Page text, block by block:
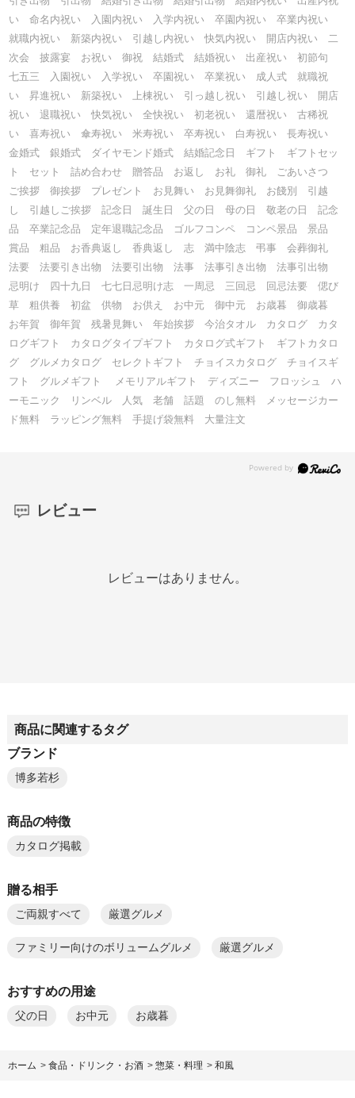
い 命名内祝い 入園内祝い 入学内祝い 卒園内祝い 卒業内祝い
就職内祝い 新築内祝い 引越し内祝い 快気内祝い 開店内祝い 二
次会 披露宴 お祝い 御祝 結婚式 結婚祝い 出産祝い 初節句
七五三 入園祝い 入学祝い 卒園祝い 卒業祝い 成人式 就職祝
い 昇進祝い 新築祝い 上棟祝い 引っ越し祝い 引越し祝い 開店
祝い 退職祝い 快気祝い 全快祝い 初老祝い 還暦祝い 古稀祝
い 喜寿祝い 傘寿祝い 米寿祝い 卒寿祝い 白寿祝い 長寿祝い
金婚式 銀婚式 ダイヤモンド婚式 結婚記念日 ギフト ギフトセッ
ト セット 詰め合わせ 贈答品 お返し お礼 御礼 ごあいさつ
ご挨拶 御挨拶 プレゼント お見舞い お見舞御礼 お餞別 引越
し 引越しご挨拶 記念日 誕生日 父の日 母の日 敬老の日 記念
品 卒業記念品 定年退職記念品 ゴルフコンペ コンペ景品 景品
賞品 粗品 お香典返し 香典返し 志 満中陰志 弔事 会葬御礼
法要 法要引き出物 法要引出物 法事 法事引き出物 法事引出物
忌明け 四十九日 七七日忌明け志 一周忌 三回忌 回忌法要 偲び
草 粗供養 初盆 供物 お供え お中元 御中元 お歳暮 御歳暮
お年賀 御年賀 残暑見舞い 年始挨拶 今治タオル カタログ カタ
ログギフト カタログタイプギフト カタログ式ギフト ギフトカタロ
グ グルメカタログ セレクトギフト チョイスカタログ チョイスギ
フト グルメギフト メモリアルギフト ディズニー フロッシュ ハ
ーモニック リンベル 人気 老舗 話題 のし無料 メッセージカー
ド無料 ラッピング無料 手提げ袋無料 大量注文
レビュー
レビューはありません。
商品に関連するタグ
ブランド
博多若杉
商品の特徴
カタログ掲載
贈る相手
ご両親すべて 厳選グルメ
ファミリー向けのボリュームグルメ 厳選グルメ
おすすめの用途
父の日 お中元 お歳暮
ホーム > 食品・ドリンク・お酒 > 惣菜・料理 > 和風